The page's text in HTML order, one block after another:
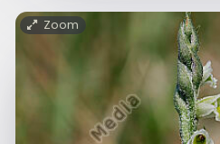
Zoom